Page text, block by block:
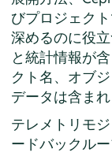
びプロジェク
深めるのに役
と統計情報が
クト名、オブ
データは含まれ
テレメトリモ
ードバックル